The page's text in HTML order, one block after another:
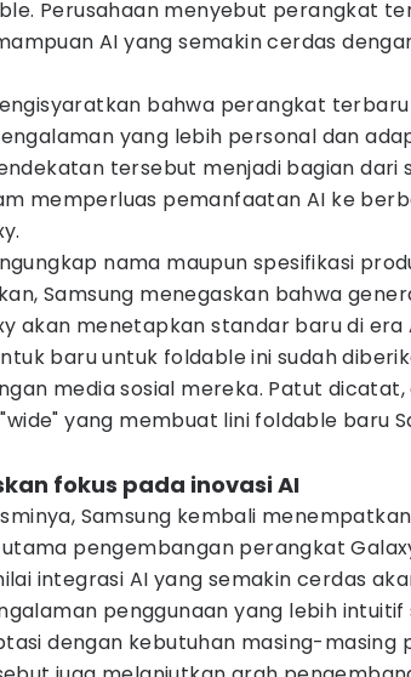
Perusahaan menyebut perangkat
AI yang semakin cerdas
bahwa perangkat
yang lebih personal dan
tersebut menjadi bagian dari
memperluas pemanfaatan AI ke
nama maupun spesifikasi
Samsung menegaskan bahwa
akan menetapkan standar baru di era
baru untuk foldable ini sudah
media sosial mereka. Patut dicatat,
yang membuat lini foldable baru
fokus pada inovasi AI
Samsung kembali
pengembangan perangkat
integrasi AI yang semakin cerdas
penggunaan yang lebih intuitif
dengan kebutuhan masing-masing